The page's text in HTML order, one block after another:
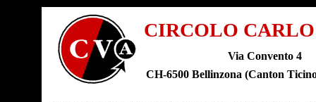
CIRCOLO
Via Convento 4
CH-6500 Bellinzona (Canton